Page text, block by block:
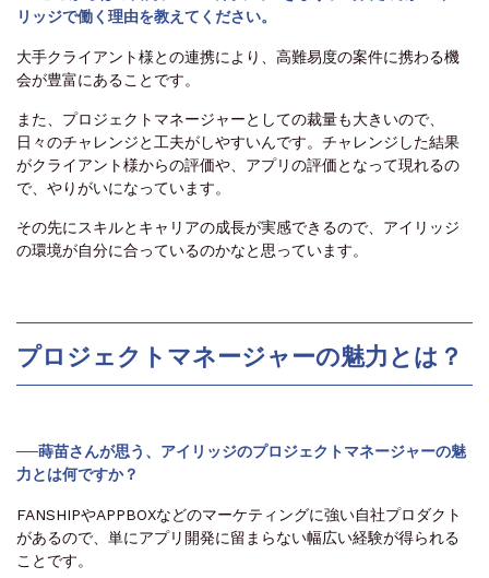
リッジで働く理由を教えてください。
大手クライアント様との連携により、高難易度の案件に携わる機
会が豊富にあることです。
また、プロジェクトマネージャーとしての裁量も大きいので、
日々のチャレンジと工夫がしやすいんです。チャレンジした結果
がクライアント様からの評価や、アプリの評価となって現れるの
で、やりがいになっています。
その先にスキルとキャリアの成長が実感できるので、アイリッジ
の環境が自分に合っているのかなと思っています。
プロジェクトマネージャーの魅力とは？
──蒔苗さんが思う、アイリッジのプロジェクトマネージャーの魅
力とは何ですか？
FANSHIPやAPPBOXなどのマーケティングに強い自社プロダクト
があるので、単にアプリ開発に留まらない幅広い経験が得られる
ことです。